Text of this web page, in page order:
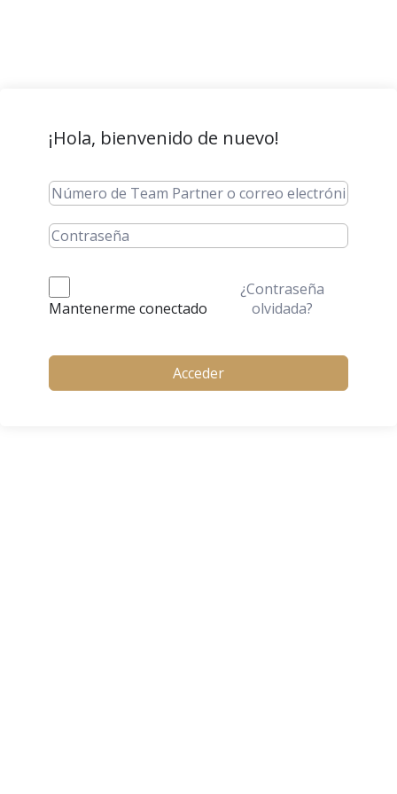
¡Hola, bienvenido de nuevo!
Mantenerme conectado
¿Contraseña
olvidada?
Acceder